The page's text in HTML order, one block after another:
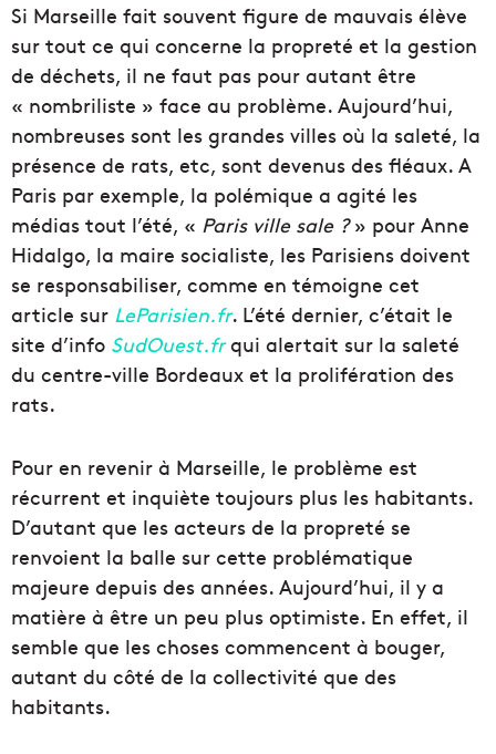
Si Marseille fait souvent figure de mauvais élève
sur tout ce qui concerne la propreté et la gestion
de déchets, il ne faut pas pour autant être
« nombriliste » face au problème. Aujourd’hui,
nombreuses sont les grandes villes où la saleté, la
présence de rats, etc, sont devenus des fléaux. A
Paris par exemple, la polémique a agité les
médias tout l’été, « Paris ville sale ?» pour Anne
Hidalgo, la maire socialiste, les Parisiens doivent
se responsabiliser, comme en témoigne cet
article sur LeParisien.fr. L’été dernier, c’était le
site d’info SudOuest.frqui alertait sur la saleté
du centre-ville Bordeaux et la prolifération des
rats.
Pour en revenir à Marseille, le problème est
récurrent et inquiète toujours plus les habitants.
D’autant que les acteurs de la propreté se
renvoient la balle sur cette problématique
majeure depuis des années. Aujourd’hui, il y a
matière à être un peu plus optimiste. En effet, il
semble que les choses commencent à bouger,
autant du côté de la collectivité que des
habitants.